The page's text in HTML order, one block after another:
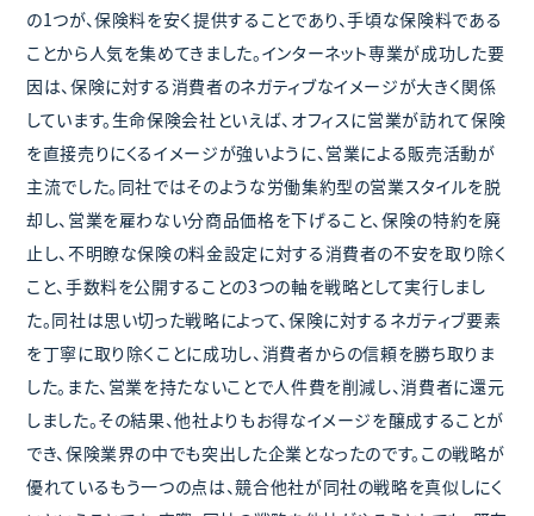
の1つが、保険料を安く提供することであり、手頃な保険料である
ことから人気を集めてきました。インターネット専業が成功した要
因は、保険に対する消費者のネガティブなイメージが大きく関係
しています。生命保険会社といえば、オフィスに営業が訪れて保険
を直接売りにくるイメージが強いように、営業による販売活動が
主流でした。同社ではそのような労働集約型の営業スタイルを脱
却し、営業を雇わない分商品価格を下げること、保険の特約を廃
止し、不明瞭な保険の料金設定に対する消費者の不安を取り除く
こと、手数料を公開することの3つの軸を戦略として実行しまし
た。同社は思い切った戦略によって、保険に対するネガティブ要素
を丁寧に取り除くことに成功し、消費者からの信頼を勝ち取りま
した。また、営業を持たないことで人件費を削減し、消費者に還元
しました。その結果、他社よりもお得なイメージを醸成することが
でき、保険業界の中でも突出した企業となったのです。この戦略が
優れているもう一つの点は、競合他社が同社の戦略を真似しにく